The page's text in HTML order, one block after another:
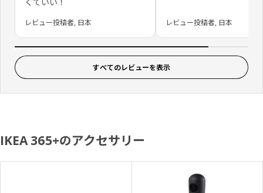
レビュー投稿者, 日本 レビュー投稿者, 日本
すべてのレビューを表示
IKEA 365+のアクセサリー